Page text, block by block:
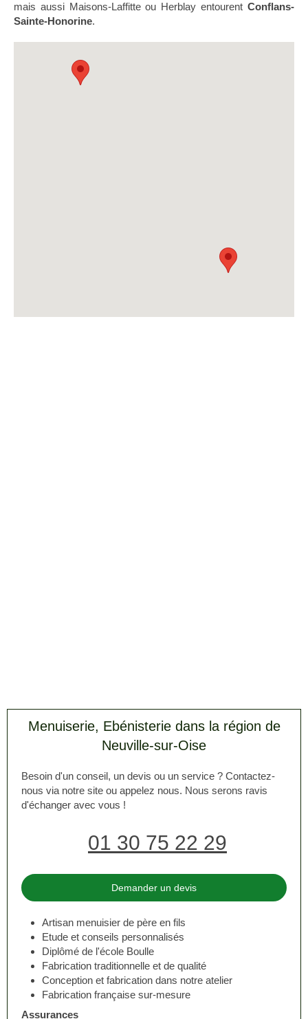
mais aussi Maisons-Laffitte ou Herblay entourent Conflans-
Sainte-Honorine.
Menuiserie, Ebénisterie dans la région de
Neuville-sur-Oise
Besoin d'un conseil, un devis ou un service ? Contactez-
nous via notre site ou appelez nous. Nous serons ravis
d'échanger avec vous !
01 30 75 22 29
Demander un devis
Artisan menuisier de père en fils
Etude et conseils personnalisés
Diplômé de l'école Boulle
Fabrication traditionnelle et de qualité
Conception et fabrication dans notre atelier
Fabrication française sur-mesure
Assurances